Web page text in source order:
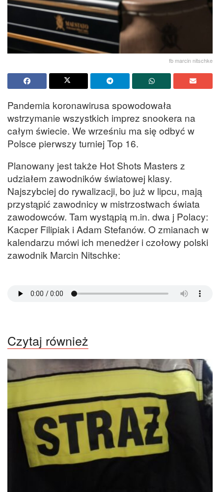
fb marcin nitschke
Pandemia koronawirusa spowodowała
wstrzymanie wszystkich imprez snookera na
całym świecie. We wrześniu ma się odbyć w
Polsce pierwszy turniej Top 16.
Planowany jest także Hot Shots Masters z
udziałem zawodników światowej klasy.
Najszybciej do rywalizacji, bo już w lipcu, mają
przystąpić zawodnicy w mistrzostwach świata
zawodowców. Tam wystąpią m.in. dwa j Polacy:
Kacper Filipiak i Adam Stefanów. O zmianach w
kalendarzu mówi ich menedżer i czołowy polski
zawodnik Marcin Nitschke:
Czytaj również